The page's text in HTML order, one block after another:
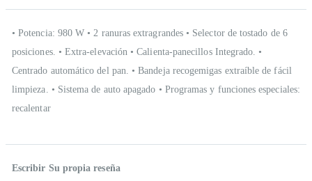
• Potencia: 980 W • 2 ranuras extragrandes • Selector de tostado de 6
posiciones. • Extra-elevación • Calienta-panecillos Integrado. •
Centrado automático del pan. • Bandeja recogemigas extraíble de fácil
limpieza. • Sistema de auto apagado • Programas y funciones especiales:
recalentar
Escribir Su propia reseña